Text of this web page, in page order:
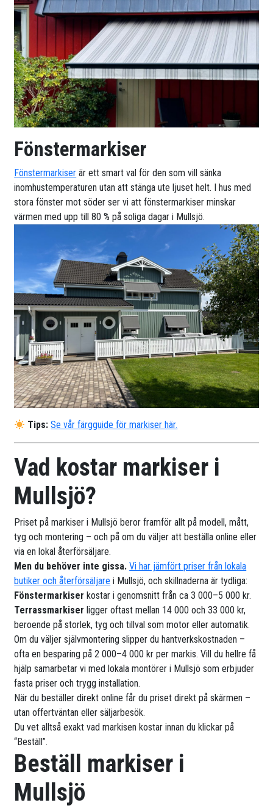
Fönstermarkiser
Fönstermarkiser är ett smart val för den som vill sänka
inomhustemperaturen utan att stänga ute ljuset helt. I hus med
stora fönster mot söder ser vi att fönstermarkiser minskar
värmen med upp till 80 % på soliga dagar i Mullsjö.
Tips: Se vår färgguide för markiser här.
Vad kostar markiser i
Mullsjö?
Priset på markiser i Mullsjö beror framför allt på modell, mått,
tyg och montering – och på om du väljer att beställa online eller
via en lokal återförsäljare.
Men du behöver inte gissa.Vi har jämfört priser från lokala
butiker och återförsäljare i Mullsjö, och skillnaderna är tydliga:
Fönstermarkiser kostar i genomsnitt från ca 3 000–5 000 kr.
Terrassmarkiser ligger oftast mellan 14 000 och 33 000 kr,
beroende på storlek, tyg och tillval som motor eller automatik.
Om du väljer självmontering slipper du hantverkskostnaden –
ofta en besparing på 2 000–4 000 kr per markis. Vill du hellre få
hjälp samarbetar vi med lokala montörer i Mullsjö som erbjuder
fasta priser och trygg installation.
När du beställer direkt online får du priset direkt på skärmen –
utan offertväntan eller säljarbesök.
Du vet alltså exakt vad markisen kostar innan du klickar på
“Beställ”.
Beställ markiser i
Mullsjö